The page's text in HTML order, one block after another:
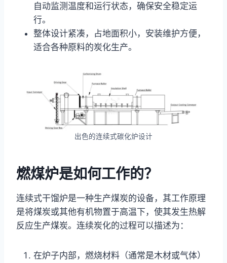
自动监测温度和运行状态，确保安全稳定运
行。
整体设计紧凑，占地面积小，安装维护方便，
适合各种原料的炭化生产。
出色的连续式碳化炉设计
燃煤炉是如何工作的？
连续式干馏炉是一种生产煤炭的设备，其工作原理
是将煤炭或其他有机物置于高温下，使其发生热解
反应生产煤炭。连续炭化的过程可以描述为：
在炉子内部，燃烧材料（通常是木材或气体）